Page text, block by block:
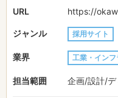
URL https://
ジャンル 採用サイト
業界 工業・イン
担当範囲 企画/設計/